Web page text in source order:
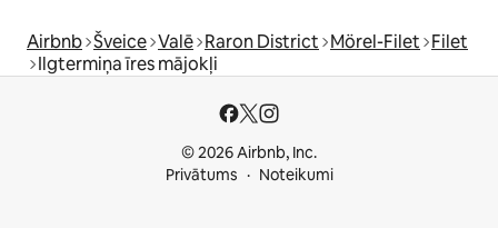
Airbnb Šveice Valē Raron District Mörel-Filet Filet
Ilgtermiņa īres mājokļi
© 2026 Airbnb, Inc.
Privātums
Noteikumi